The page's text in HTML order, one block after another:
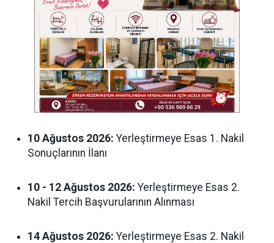
10 Ağustos 2026: Yerleştirmeye Esas 1. Nakil
Sonuçlarının İlanı
10 - 12 Ağustos 2026: Yerleştirmeye Esas 2.
Nakil Tercih Başvurularının Alınması
14 Ağustos 2026: Yerleştirmeye Esas 2. Nakil